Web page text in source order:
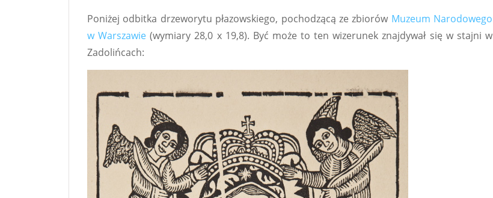
Poniżej odbitka drzeworytu płazowskiego, pochodzącą ze zbiorów Muzeum Narodowego
w Warszawie (wymiary 28,0 x 19,8). Być może to ten wizerunek znajdywał się w stajni w
Zadolińcach: